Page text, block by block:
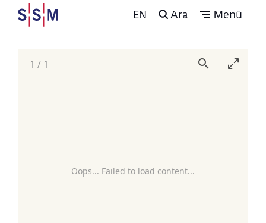
EN Ara Menü
Oops... Failed to load content...
1 / 1